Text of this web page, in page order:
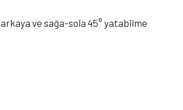
ve sağa-sola 45° yatabilme